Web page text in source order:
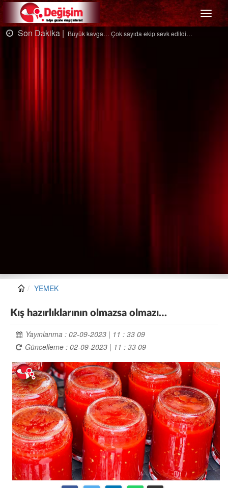
Menü
Son Dakika | Ağaçtan düştü…
YEMEK
Kış hazırlıklarının olmazsa olmazı…
Yayınlanma : 02-09-2023 | 11 : 33 09
Güncelleme : 02-09-2023 | 11 : 33 09